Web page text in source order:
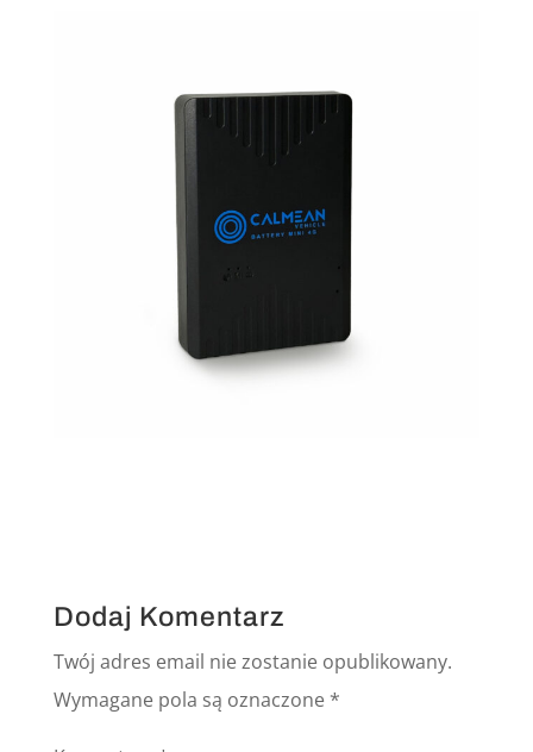
Dodaj Komentarz
Twój adres email nie zostanie opublikowany.
Wymagane pola są oznaczone *